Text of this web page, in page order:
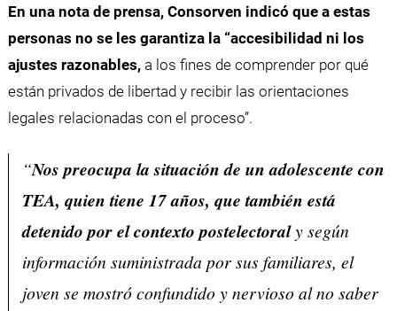
En una nota de prensa, Consorven indicó que a estas
personas no se les garantiza la “accesibilidad ni los
ajustes razonables,a los fines de comprender por qué
están privados de libertad y recibir las orientaciones
legales relacionadas con el proceso”.
“Nos preocupa la situación de un adolescente con
TEA, quien tiene 17 años, que también está
detenido por el contexto postelectoraly según
información suministrada por sus familiares, el
joven se mostró confundido y nervioso al no saber